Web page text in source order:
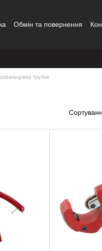
Обмін та повернення
трубок